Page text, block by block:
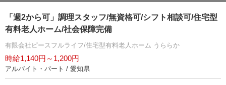
「週2から可」調理スタッフ/無資格可/シフト相談可/住宅型
有料老人ホーム/社会保障完備
有限会社ピースフルライフ/住宅型有料老人ホーム うららか
時給1,140円～1,200円
アルバイト・パート / 愛知県